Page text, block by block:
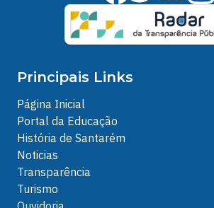
Principais Links
Página Inicial
Portal da Educação
História de Santarém
Noticias
Transparência
Turismo